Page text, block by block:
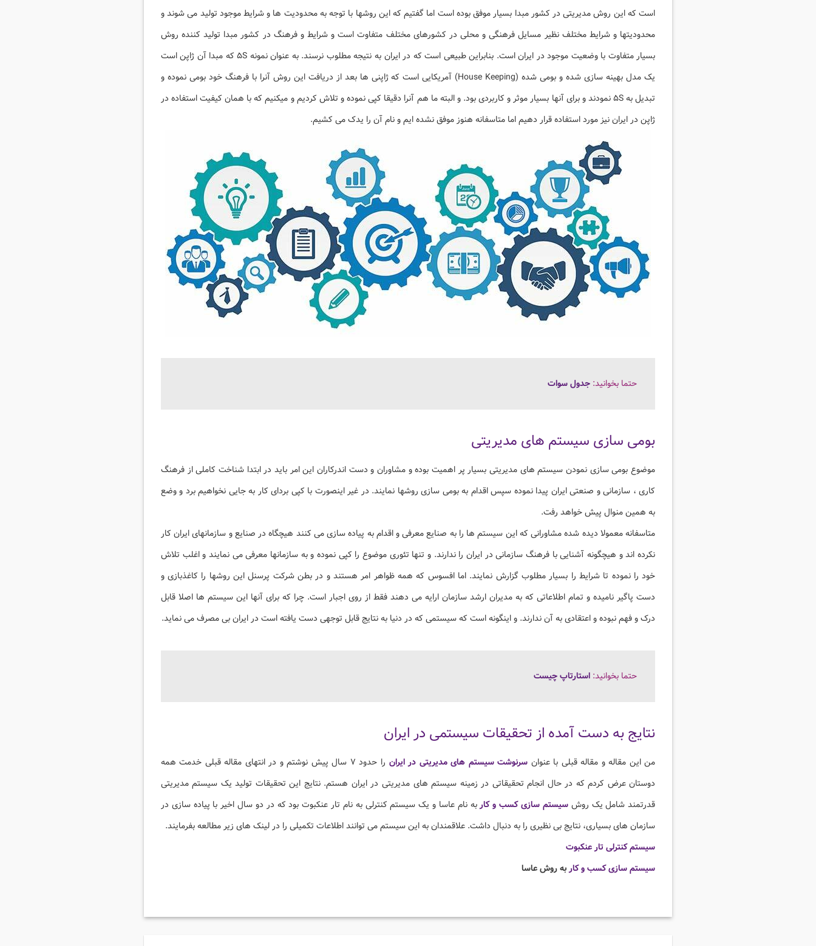
است که این روش مدیریتی در کشور مبدا بسیار موفق بوده است اما گفتیم که این روشها با توجه به محدودیت ها و شرایط موجود تولید می شوند و
محدودیتها و شرایط مختلف نظیر مسایل فرهنگی و محلی در کشورهای مختلف متفاوت است و شرایط و فرهنگ در کشور مبدا تولید کننده روش
بسیار متفاوت با وضعیت موجود در ایران است. بنابراین طبیعی است که در ایران به نتیجه مطلوب نرسند. به عنوان نمونه ۵S که مبدا آن ژاپن است
یک مدل بهینه سازی شده و بومی شده (House Keeping) آمریکایی است که ژاپنی ها بعد از دریافت این روش آنرا با فرهنگ خود بومی نموده و
تبدیل به ۵S نمودند و برای آنها بسیار موثر و کاربردی بود. و البته ما هم آنرا دقیقا کپی نموده و تلاش کردیم و میکنیم که با همان کیفیت استفاده در
ژاپن در ایران نیز مورد استفاده قرار دهیم اما متاسفانه هنوز موفق نشده ایم و نام آن را یدک می کشیم.
حتما بخوانید: جدول سوات
بومی سازی سیستم های مدیریتی
موضوع بومی سازی نمودن سیستم های مدیریتی بسیار پر اهمیت بوده و مشاوران و دست اندرکاران این امر باید در ابتدا شناخت کاملی از فرهنگ
کاری ، سازمانی و صنعتی ایران پیدا نموده سپس اقدام به بومی سازی روشها نمایند. در غیر اینصورت با کپی بردای کار به جایی نخواهیم برد و وضع
به همین منوال پیش خواهد رفت.
متاسفانه معمولا دیده شده مشاورانی که این سیستم ها را به صنایع معرفی و اقدام به پیاده سازی می کنند هیچگاه در صنایع و سازمانهای ایران کار
نکرده اند و هیچگونه آشنایی با فرهنگ سازمانی در ایران را ندارند. و تنها تئوری موضوع را کپی نموده و به سازمانها معرفی می نمایند و اغلب تلاش
خود را نموده تا شرایط را بسیار مطلوب گزارش نمایند. اما افسوس که همه ظواهر امر هستند و در بطن شرکت پرسنل این روشها را کاغذبازی و
دست پاگیر نامیده و تمام اطلاعاتی که به مدیران ارشد سازمان ارایه می دهند فقط از روی اجبار است. چرا که برای آنها این سیستم ها اصلا قابل
درک و فهم نبوده و اعتقادی به آن ندارند. و اینگونه است که سیستمی که در دنیا به نتایج قابل توجهی دست یافته است در ایران بی مصرف می نماید.
حتما بخوانید: استارتاپ چیست
نتایج به دست آمده از تحقیقات سیستمی در ایران
من این مقاله و مقاله قبلی با عنوان سرنوشت سیستم های مدیریتی در ایران
را حدود ۷ سال پیش نوشتم و در انتهای مقاله قبلی خدمت همه
دوستان عرض کردم که در حال انجام تحقیقاتی در زمینه سیستم های مدیریتی در ایران هستم. نتایج این تحقیقات تولید یک سیستم مدیریتی
قدرتمند شامل یک روشسیستم سازی کسب و کاربه نام عاسا و یک سیستم کنترلی به نام تار عنکبوت بود که در دو سال اخیر با پیاده سازی در
سازمان های بسیاری، نتایج بی نظیری را به دنبال داشت. علاقمندان به این سیستم می توانند اطلاعات تکمیلی را در لینک های زیر مطالعه بفرمایند.
سیستم کنترلی تار عنکبوت
سیستم سازی کسب و کاربه روش عاسا